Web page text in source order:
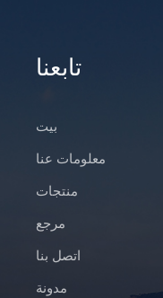
تابعنا
بيت
معلومات عنا
منتجات
مرجع
اتصل بنا
مدونة